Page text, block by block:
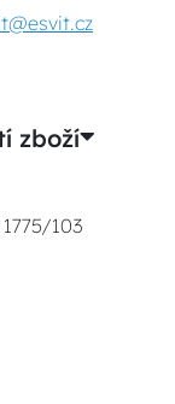
zboží
103